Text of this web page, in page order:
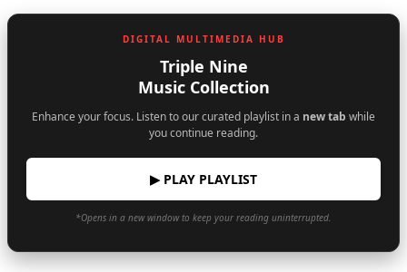
DIGITAL MULTIMEDIA HUB
Triple Nine
Music Collection
Enhance your focus. Listen to our curated playlist in a new tab while
you continue reading.
▶ PLAY PLAYLIST
*Opens in a new window to keep your reading uninterrupted.